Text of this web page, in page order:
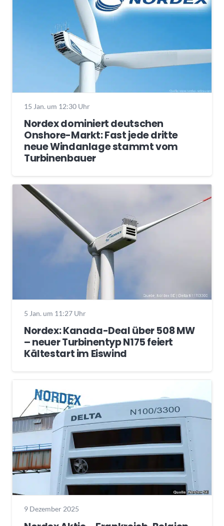
15 Jan. um 12:30 Uhr
Nordex dominiert deutschen
Onshore-Markt: Fast jede dritte
neue Windanlage stammt vom
Turbinenbauer
5 Jan. um 11:27 Uhr
Nordex: Kanada-Deal über 508 MW
– neuer Turbinentyp N175 feiert
Kältestart im Eiswind
9 Dezember 2025